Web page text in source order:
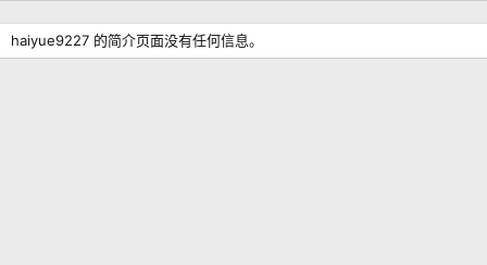
haiyue9227 的简介页面没有任何信息。